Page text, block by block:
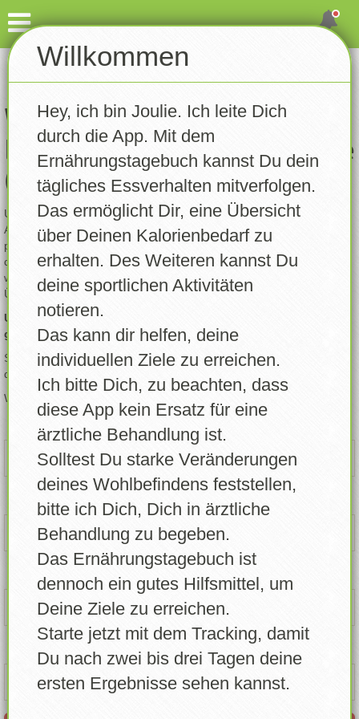
Dashboard
Eintragen
Gewicht notieren
Aktivität notieren
Tagebuch
Rezepte
Statistik
Trainingsplan
Erinnerungen
Lebensmittel erstellen
Eigene Lebensmittel
Errungenschaften
Login
Account freigeben
News
Profil
Info / Über
Account erstellen
Willkommen bei
Ernährungstagebuch Deluxe
(ETBD)!
Um die App voll nutzen zu können – wie das Erfassen deiner
Aktivitäten, das Auswerten von Statistiken oder das Führen deines
persönlichen Ernährungstagebuchs – ist ein Account nötig. Mit
deinem eigenen Profil kannst du einfach festhalten, was du isst und
welche Aktivitäten du machst. So bekommst du eine bessere
Übersicht über deinen Fortschritt.
Um deine Daten sicher und den Anforderungen der DSGVO
gerecht zu werden, ist ein Account leider unverzichtbar.
Starte jetzt und entdecke, wie leicht es ist, deine Ernährung und
deinen Alltag Schritt für Schritt zu verbessern.
Wir freuen uns, dich auf deinem Weg zu zu unterstützen!
Name / Nick *
E-Mail*
Passwort*
Passwort Wiederholen*
Willkommen
Hey, ich bin Joulie. Ich leite Dich
durch die App. Mit dem
Ernährungstagebuch kannst Du dein
tägliches Essverhalten mitverfolgen.
Das ermöglicht Dir, eine Übersicht
über Deinen Kalorienbedarf zu
erhalten. Des Weiteren kannst Du
deine sportlichen Aktivitäten
notieren.
Das kann dir helfen, deine
individuellen Ziele zu erreichen.
Ich bitte Dich, zu beachten, dass
diese App kein Ersatz für eine
ärztliche Behandlung ist.
Solltest Du starke Veränderungen
deines Wohlbefindens feststellen,
bitte ich Dich, Dich in ärztliche
Behandlung zu begeben.
Das Ernährungstagebuch ist
dennoch ein gutes Hilfsmittel, um
Deine Ziele zu erreichen.
Starte jetzt mit dem Tracking, damit
Du nach zwei bis drei Tagen deine
ersten Ergebnisse sehen kannst.